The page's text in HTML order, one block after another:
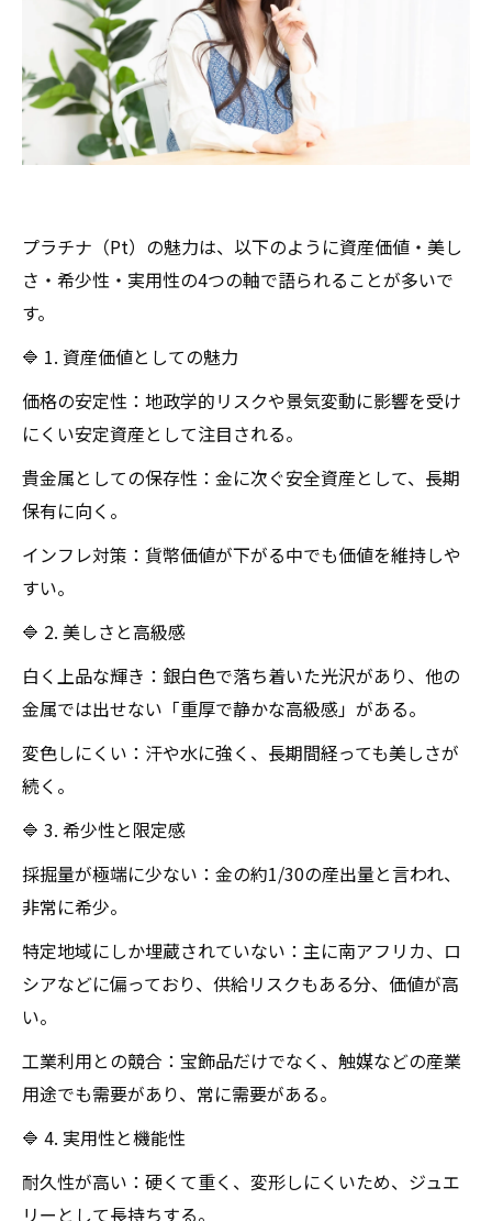
プラチナ（Pt）の魅力は、以下のように資産価値・美し
さ・希少性・実用性の4つの軸で語られることが多いで
す。
🔷 1. 資産価値としての魅力
価格の安定性：地政学的リスクや景気変動に影響を受け
にくい安定資産として注目される。
貴金属としての保存性：金に次ぐ安全資産として、長期
保有に向く。
インフレ対策：貨幣価値が下がる中でも価値を維持しや
すい。
🔷 2. 美しさと高級感
白く上品な輝き：銀白色で落ち着いた光沢があり、他の
金属では出せない「重厚で静かな高級感」がある。
変色しにくい：汗や水に強く、長期間経っても美しさが
続く。
🔷 3. 希少性と限定感
採掘量が極端に少ない：金の約1/30の産出量と言われ、
非常に希少。
特定地域にしか埋蔵されていない：主に南アフリカ、ロ
シアなどに偏っており、供給リスクもある分、価値が高
い。
工業利用との競合：宝飾品だけでなく、触媒などの産業
用途でも需要があり、常に需要がある。
🔷 4. 実用性と機能性
耐久性が高い：硬くて重く、変形しにくいため、ジュエ
リーとして長持ちする。